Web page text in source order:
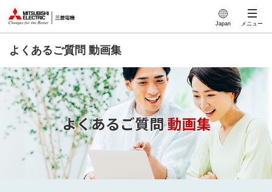
Japan メニュー
よくあるご質問 動画集
よくあるご質問動画集